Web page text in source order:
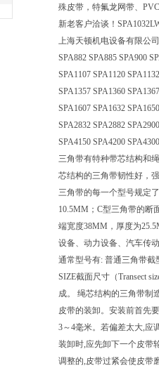
殊皮带，特氟龙网带、
新老客户洽谈！
上海天顿机电设备有限公司
SPA882 SPA885 SPA900
SPA1107 SPA1120
SPA1357 SPA1360
SPA1607 SPA1632
SPA2832 SPA2882
SPA4150 SPA4200
三角带有特种带芯结构和
芯结构的三角带韧性好，
三角带的每一个型号规定
10.5MM；C型三角带的断
端宽度38MM，厚度为
设备、动力设备、汽车传
通常型号有: 普通三角带截
SIZE截面尺寸（Transect
成。 绳芯结构的三角带制
皮带的装卸。安装前首先
3～4毫米。若偏差太大,应
装卸时,应先卸下一个皮带
调整的,皮带过紧会使皮带